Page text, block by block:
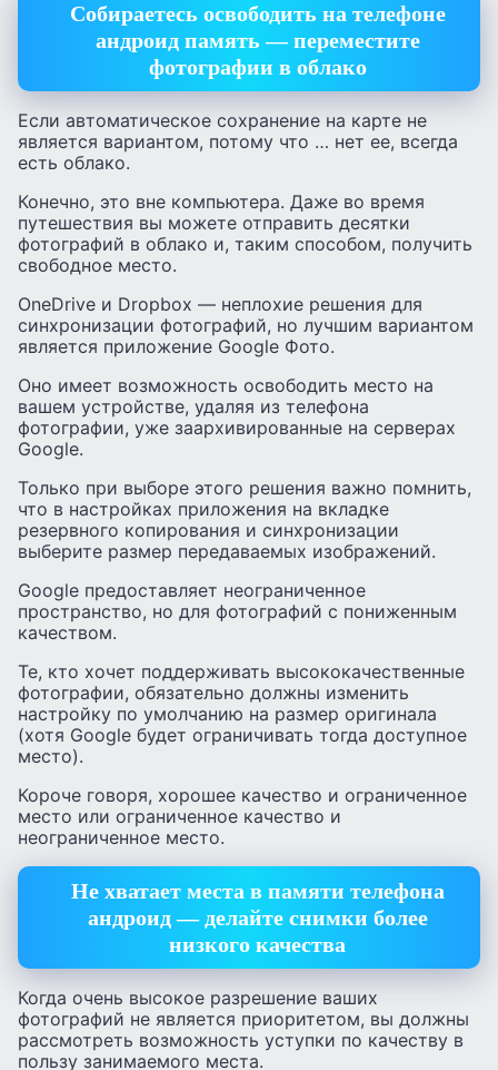
Собираетесь освободить на телефоне
андроид память — переместите
фотографии в облако
Если автоматическое сохранение на карте не
является вариантом, потому что … нет ее, всегда
есть облако.
Конечно, это вне компьютера. Даже во время
путешествия вы можете отправить десятки
фотографий в облако и, таким способом, получить
свободное место.
OneDrive и Dropbox — неплохие решения для
синхронизации фотографий, но лучшим вариантом
является приложение Google Фото.
Оно имеет возможность освободить место на
вашем устройстве, удаляя из телефона
фотографии, уже заархивированные на серверах
Google.
Только при выборе этого решения важно помнить,
что в настройках приложения на вкладке
резервного копирования и синхронизации
выберите размер передаваемых изображений.
Google предоставляет неограниченное
пространство, но для фотографий с пониженным
качеством.
Те, кто хочет поддерживать высококачественные
фотографии, обязательно должны изменить
настройку по умолчанию на размер оригинала
(хотя Google будет ограничивать тогда доступное
место).
Короче говоря, хорошее качество и ограниченное
место или ограниченное качество и
неограниченное место.
Не хватает места в памяти телефона
андроид — делайте снимки более
низкого качества
Когда очень высокое разрешение ваших
фотографий не является приоритетом, вы должны
рассмотреть возможность уступки по качеству в
пользу занимаемого места.